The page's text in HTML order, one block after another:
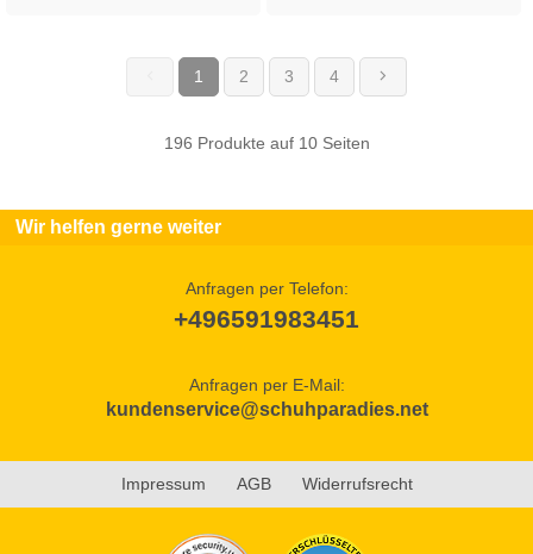
1 (current)
2 3 4
196 Produkte auf 10 Seiten
Wir helfen gerne weiter
Anfragen per Telefon:
+496591983451
Anfragen per E-Mail:
kundenservice@schuhparadies.net
Impressum AGB Widerrufsrecht